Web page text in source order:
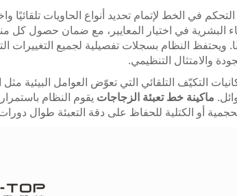
في الخط لإتمام تحديد أنواع الحاويات تلقائيًا
البشرية في اختيار المعايير، مع ضمان حصول كل
ويحتفظ النظام بسجلات تفصيلية لجميع التغييرات
والامتثال التنظيمي.
التكيّف التلقائي التي تعوّض العوامل البيئية
ماكينة خط تعبئة الزجاجات يقوم النظام
أو الكتلية للحفاظ على دقة التعبئة طوال دورات